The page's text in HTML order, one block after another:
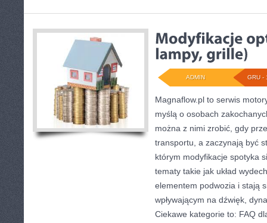
GRU -
ADMIN
Magnaflow.pl to serwis
myślą o osobach
można z nimi zrobić, gdy
transportu, a zaczynają być
którym modyfikacje spotyka
tematy takie jak układ
elementem podwozia i stają
wpływającym na dźwięk,
Ciekawe kategorie to: FAQ